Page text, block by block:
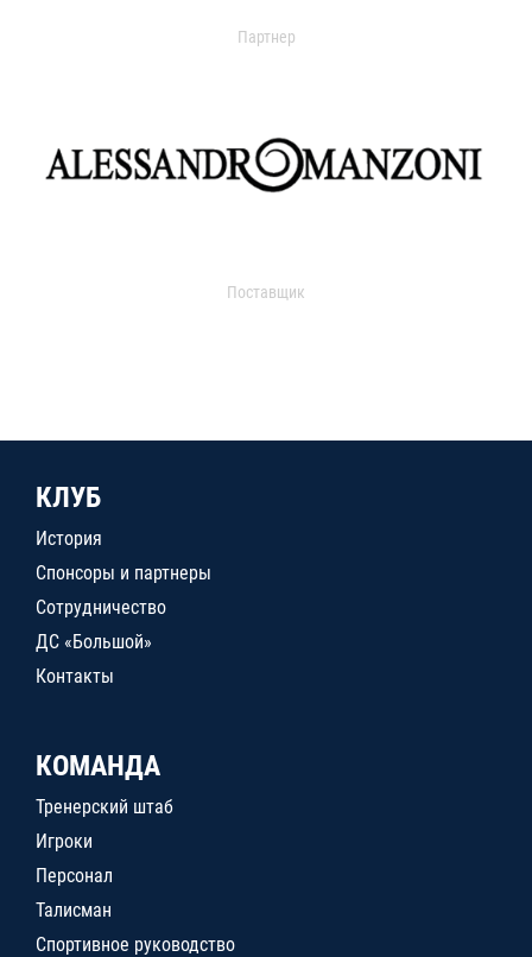
Партнер
Поставщик
КЛУБ
История
Спонсоры и партнеры
Сотрудничество
ДС «Большой»
Контакты
КОМАНДА
Тренерский штаб
Игроки
Персонал
Талисман
Спортивное руководство